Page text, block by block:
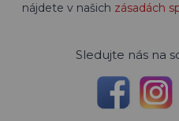
nájdete v našich zásadách
Sledujte nás na